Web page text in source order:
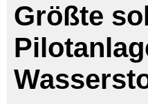
Größte